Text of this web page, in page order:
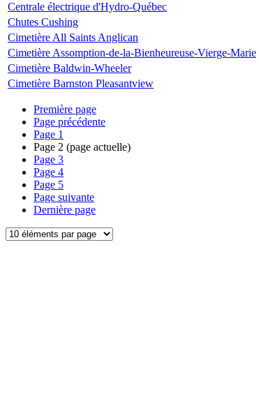
Centrale électrique d'Hydro-Québec
Chutes Cushing
Cimetière All Saints Anglican
Cimetière Assomption-de-la-Bienheureuse-Vierge-Marie
Cimetière Baldwin-Wheeler
Cimetière Barnston Pleasantview
Première page
Page précédente
Page 1
Page 2 (page actuelle)
Page 3
Page 4
Page 5
Page suivante
Dernière page